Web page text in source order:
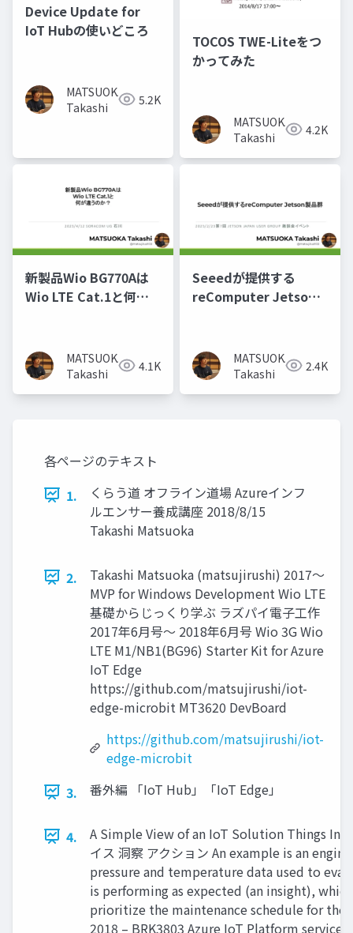
Device Update for
IoT Hubの使いどころ
MATSUOKA
Takashi
5.2K
TOCOS TWE-Liteをつ
かってみた
MATSUOKA
Takashi
4.2K
新製品Wio BG770Aは
Wio LTE Cat.1と何が
MATSUOKA
Takashi
4.1K
Seeedが提供する
reComputer Jetson
MATSUOKA
Takashi
2.4K
各ページのテキスト
1.
くらう道 オフライン道場 Azureインフ
ルエンサー養成講座 2018/8/15
Takashi Matsuoka
2.
Takashi Matsuoka (matsujirushi) 2017～
MVP for Windows Development Wio LTE
基礎からじっくり学ぶ ラズパイ電子工作
2017年6月号～ 2018年6月号 Wio 3G Wio
LTE M1/NB1(BG96) Starter Kit for Azure
IoT Edge
https://github.com/matsujirushi/iot-
edge-microbit MT3620 DevBoard
https://github.com/matsujirushi/iot-
edge-microbit
3.
番外編 「IoT Hub」「IoT Edge」
4.
A Simple View of an IoT Solution Things
イス 洞察 アクション An example is an
pressure and temperature data used to
is performing as expected (an insight),
prioritize the maintenance schedule for the
2018 – BRK3803 Azure IoT Platform